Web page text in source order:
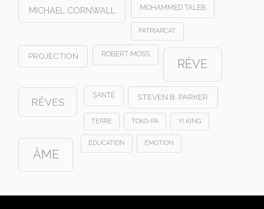
MICHAEL CORNWALL MOHAMMED TALEB
PATRIARCAT
PROJECTION ROBERT MOSS
RÊVE
RÊVES
SANTÉ STEVEN B. PARKER
TERRE TOKO-PA YI KING
ÂME
ÉDUCATION ÉMOTION